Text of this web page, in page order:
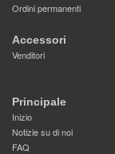
Ordini permanenti
Accessori
Venditori
Principale
Inizio
Notizie su di noi
FAQ